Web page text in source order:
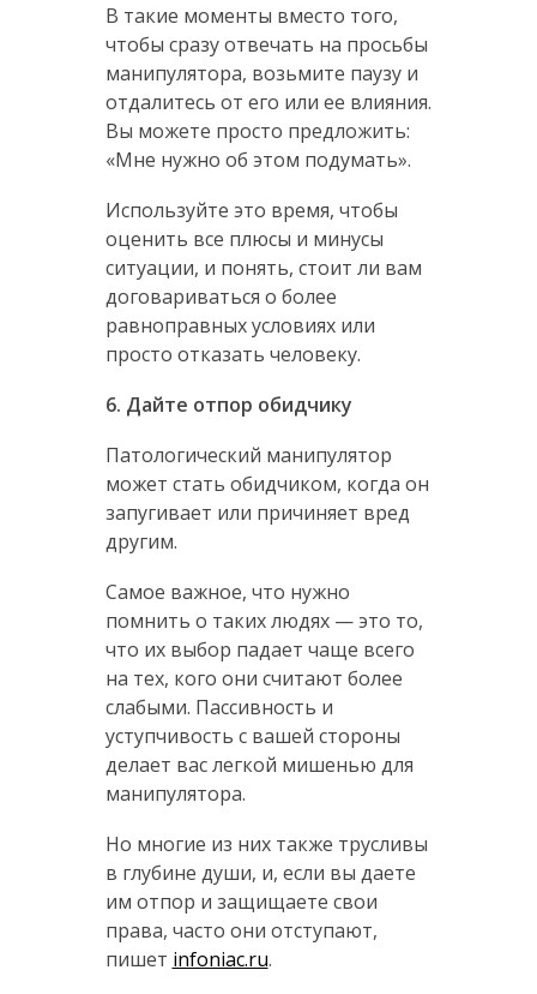
В такие моменты вместо того,
чтобы сразу отвечать на просьбы
манипулятора, возьмите паузу и
отдалитесь от его или ее влияния.
Вы можете просто предложить:
«Мне нужно об этом подумать».
Используйте это время, чтобы
оценить все плюсы и минусы
ситуации, и понять, стоит ли вам
договариваться о более
равноправных условиях или
просто отказать человеку.
6. Дайте отпор обидчику
Патологический манипулятор
может стать обидчиком, когда он
запугивает или причиняет вред
другим.
Самое важное, что нужно
помнить о таких людях — это то,
что их выбор падает чаще всего
на тех, кого они считают более
слабыми. Пассивность и
уступчивость с вашей стороны
делает вас легкой мишенью для
манипулятора.
Но многие из них также трусливы
в глубине души, и, если вы даете
им отпор и защищаете свои
права, часто они отступают,
пишет infoniac.ru.